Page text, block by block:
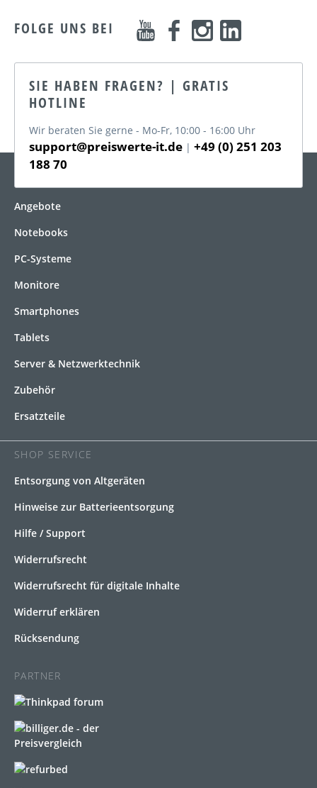
FOLGE UNS BEI
SIE HABEN FRAGEN? | GRATIS
HOTLINE
Wir beraten Sie gerne - Mo-Fr, 10:00 - 16:00 Uhr
support@preiswerte-it.de | +49 (0) 251 203
188 70
Angebote
Notebooks
PC-Systeme
Monitore
Smartphones
Tablets
Server & Netzwerktechnik
Zubehör
Ersatzteile
SHOP SERVICE
Entsorgung von Altgeräten
Hinweise zur Batterieentsorgung
Hilfe / Support
Widerrufsrecht
Widerrufsrecht für digitale Inhalte
Widerruf erklären
Rücksendung
PARTNER